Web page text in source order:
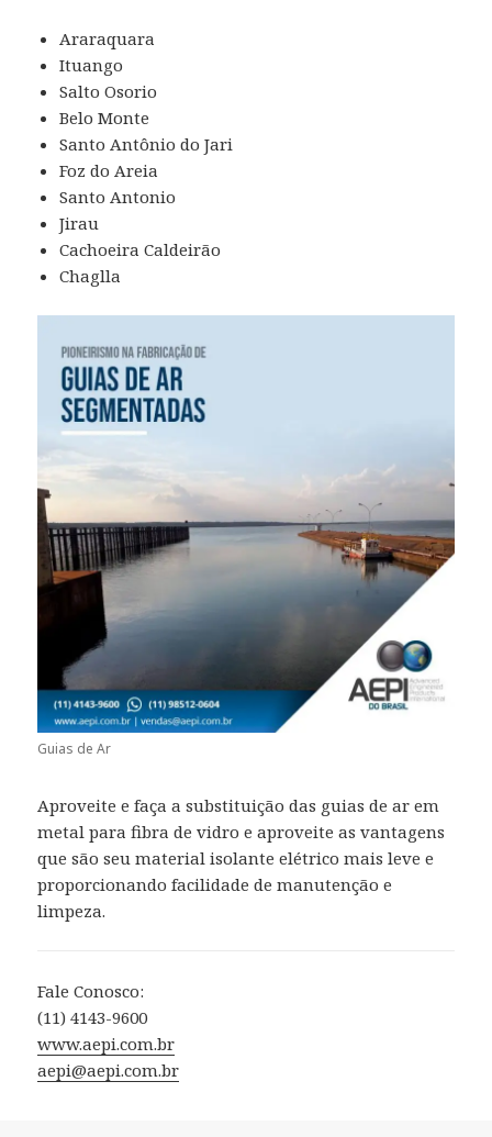
Araraquara
Ituango
Salto Osorio
Belo Monte
Santo Antônio do Jari
Foz do Areia
Santo Antonio
Jirau
Cachoeira Caldeirão
Chaglla
Guias de Ar
Aproveite e faça a substituição das guias de ar em
metal para fibra de vidro e aproveite as vantagens
que são seu material isolante elétrico mais leve e
proporcionando facilidade de manutenção e
limpeza.
Fale Conosco:
(11) 4143-9600
www.aepi.com.br
aepi@aepi.com.br